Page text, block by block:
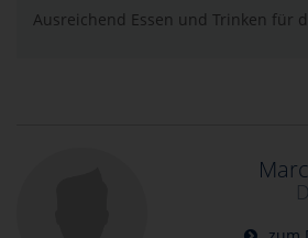
Ausreichend Essen und Trinken für